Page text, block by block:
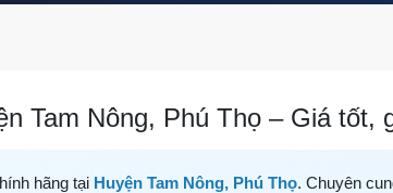
Tam Nông, Phú Thọ – Giá tốt,
hãng tại Huyện Tam Nông, Phú Thọ. Chuyên